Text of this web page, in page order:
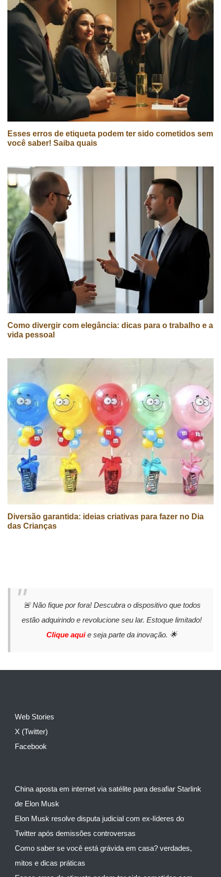
Esses erros de etiqueta podem ter sido cometidos sem
você saber! Saiba quais
Como divergir com elegância: dicas para o trabalho e a
vida pessoal
Diversão garantida: ideias criativas para fazer no Dia
das Crianças
🚨 Não fique por fora! Descubra o dispositivo que todos
estão adquirindo e revolucione seu lar. Estoque limitado!
Clique aquie seja parte da inovação. 🌟
Web Stories
X (Twitter)
Facebook
China aposta em internet via satélite para desafiar Starlink
de Elon Musk
Elon Musk resolve disputa judicial com ex-líderes do
Twitter após demissões controversas
Como saber se você está grávida em casa? verdades,
mitos e dicas práticas